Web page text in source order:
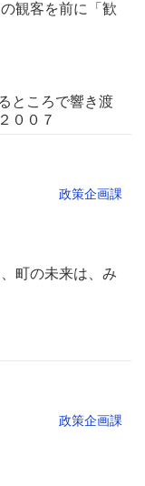
観客を前に「歓
響き渡
００７
政策企画課
町の未来は、み
政策企画課